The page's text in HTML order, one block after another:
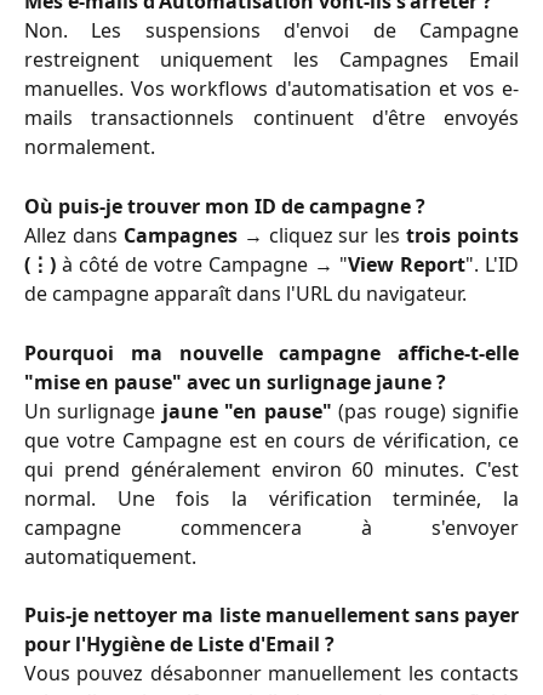
Non. Les suspensions d'envoi de Campagne
restreignent uniquement les Campagnes Email
manuelles. Vos workflows d'automatisation et vos e-
mails transactionnels continuent d'être envoyés
normalement.
Où puis-je trouver mon ID de campagne ?
Allez dans Campagnes→ cliquez sur lestrois points
(⋮) à côté de votre Campagne → "View Report". L'ID
de campagne apparaît dans l'URL du navigateur.
Pourquoi ma nouvelle campagne affiche-t-elle
"mise en pause" avec un surlignage jaune ?
Un surlignage jaune "en pause" (pas rouge) signifie
que votre Campagne est en cours de vérification, ce
qui prend généralement environ 60 minutes. C'est
normal. Une fois la vérification terminée, la
campagne commencera à s'envoyer
automatiquement.
Puis-je nettoyer ma liste manuellement sans payer
pour l'Hygiène de Liste d'Email ?
Vous pouvez désabonner manuellement les contacts